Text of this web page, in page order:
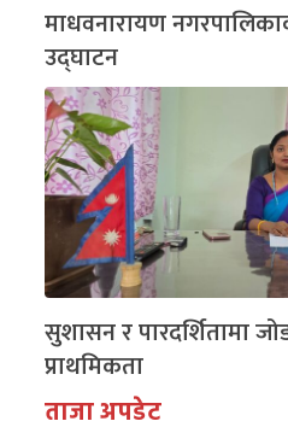
माधवनारायण
उद्घाटन
सुशासन र पारदर्शितामा
प्राथमिकता
ताजा अपडेट